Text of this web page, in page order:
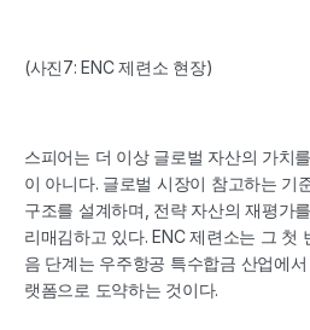
(사진7: ENC 제련소 현장)
스피어는 더 이상 글로벌 자산의 가치
이 아니다. 글로벌 시장이 참고하는 기
구조를 설계하며, 전략 자산의 재평가
리매김하고 있다. ENC 제련소는 그 첫
음 단계는 우주항공 특수합금 산업에
랫폼으로 도약하는 것이다.